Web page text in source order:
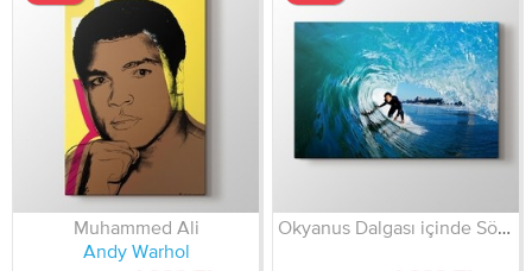
Muhammed Ali
Andy Warhol
Okyanus Dalgası içinde Sörfçü